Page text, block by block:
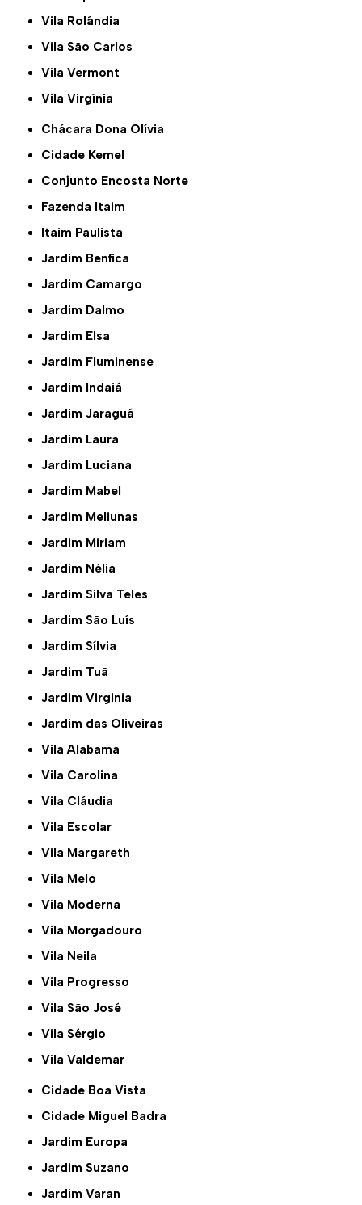
Vila Rolândia
Vila São Carlos
Vila Vermont
Vila Virgínia
Chácara Dona Olívia
Cidade Kemel
Conjunto Encosta Norte
Fazenda Itaim
Itaim Paulista
Jardim Benfica
Jardim Camargo
Jardim Dalmo
Jardim Elsa
Jardim Fluminense
Jardim Indaiá
Jardim Jaraguá
Jardim Laura
Jardim Luciana
Jardim Mabel
Jardim Meliunas
Jardim Miriam
Jardim Nélia
Jardim Silva Teles
Jardim São Luís
Jardim Sílvia
Jardim Tuã
Jardim Virginia
Jardim das Oliveiras
Vila Alabama
Vila Carolina
Vila Cláudia
Vila Escolar
Vila Margareth
Vila Melo
Vila Moderna
Vila Morgadouro
Vila Neila
Vila Progresso
Vila São José
Vila Sérgio
Vila Valdemar
Cidade Boa Vista
Cidade Miguel Badra
Jardim Europa
Jardim Suzano
Jardim Varan